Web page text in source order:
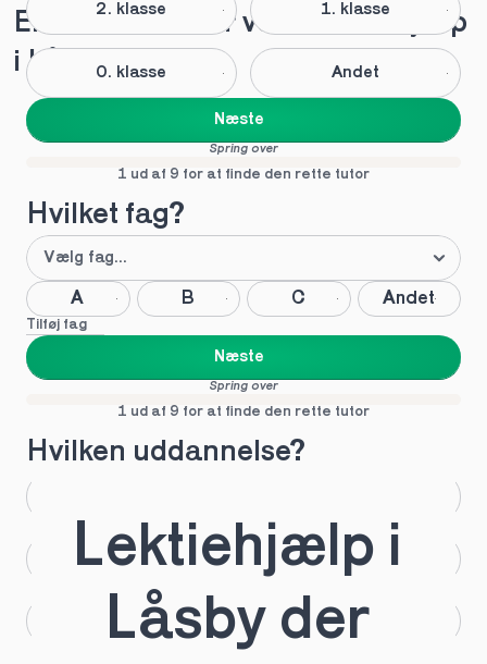
2. klasse 1. klasse
0. klasse Andet
Næste
Spring over
1 ud af 9 for at finde den rette tutor
Hvilket fag?
A B C Andet
Tilføj fag
Næste
Spring over
1 ud af 9 for at finde den rette tutor
Hvilken uddannelse?
HTX HF
IB EUX
Elever anbefaler vores lektiehjælp
i Låsby
Lektiehjælp i
Låsby der